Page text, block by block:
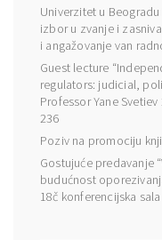
Univerzitet u
izbor u zvanje i
i angažovanje van
Guest lecture
regulators: judicial,
Professor Yane
236
Poziv na promociju
Gostujuće predavanje
budućnost
18č konferencijska sala